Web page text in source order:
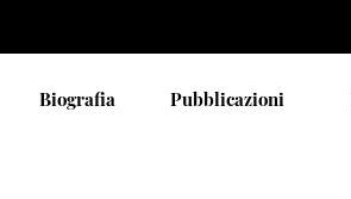
Biografia Pubblicazioni